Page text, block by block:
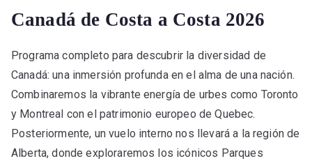
Canadá de Costa a Costa 2026
Programa completo para descubrir la diversidad de
Canadá: una inmersión profunda en el alma de una nación.
Combinaremos la vibrante energía de urbes como Toronto
y Montreal con el patrimonio europeo de Quebec.
Posteriormente, un vuelo interno nos llevará a la región de
Alberta, donde exploraremos los icónicos Parques